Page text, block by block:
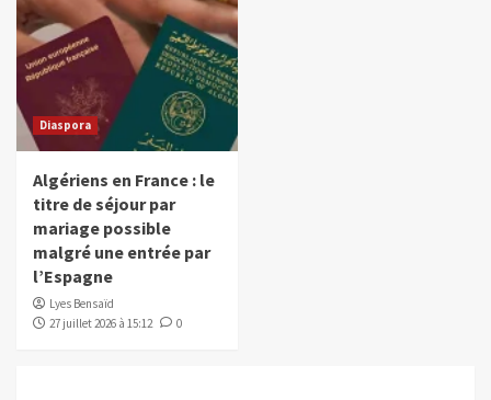
Diaspora
Algériens en France : le
titre de séjour par
mariage possible
malgré une entrée par
l’Espagne
Lyes Bensaïd
27 juillet 2026 à 15:12
0